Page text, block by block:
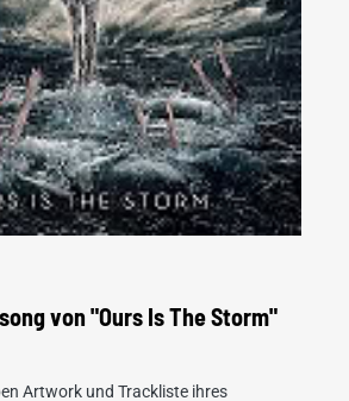
von "Ours Is The Storm"
Artwork und Trackliste ihres